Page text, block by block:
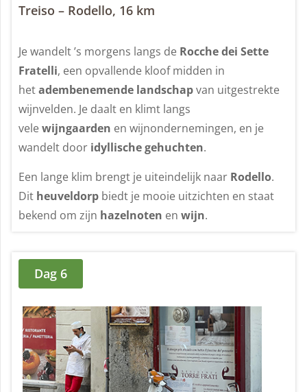
Treiso – Rodello, 16 km
Je wandelt ’s morgens langs de Rocche dei Sette
Fratelli, een opvallende kloof midden in
hetadembenemende landschapvan uitgestrekte
wijnvelden. Je daalt en klimt langs
velewijngaarden en wijnondernemingen, en je
wandelt door idyllische gehuchten.
Een lange klim brengt je uiteindelijk naar Rodello.
Dit heuveldorp biedt je mooie uitzichten en staat
bekend om zijn hazelnoten en wijn.
Dag 6